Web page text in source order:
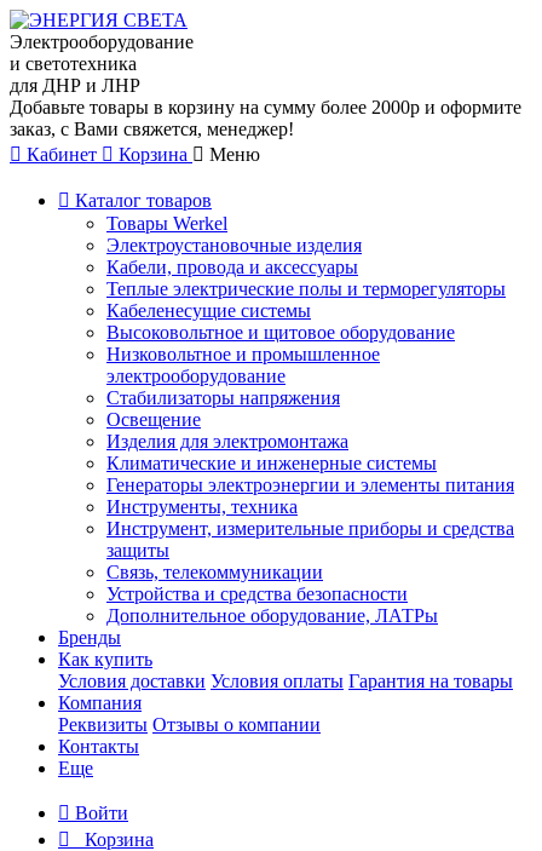
Электрооборудование
и светотехника
для ДНР и ЛНР
Добавьте товары в корзину на сумму более 2000р и оформите
заказ, с Вами свяжется, менеджер!
Кабинет
Корзина Меню
Каталог товаров
Товары Werkel
Электроустановочные изделия
Кабели, провода и аксессуары
Теплые электрические полы и терморегуляторы
Кабеленесущие системы
Высоковольтное и щитовое оборудование
Низковольтное и промышленное
электрооборудование
Стабилизаторы напряжения
Освещение
Изделия для электромонтажа
Климатические и инженерные системы
Генераторы электроэнергии и элементы питания
Инструменты, техника
Инструмент, измерительные приборы и средства
защиты
Связь, телекоммуникации
Устройства и средства безопасности
Дополнительное оборудование, ЛАТРы
Бренды
Как купить
Условия доставки Условия оплаты Гарантия на товары
Компания
Реквизиты Отзывы о компании
Контакты
Еще
Войти
Корзина